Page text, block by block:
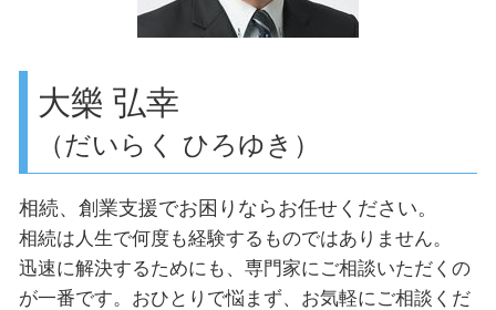
遺産相続 世田谷区
目黒区 事業計画の作成
大樂 弘幸
（だいらく ひろゆき）
相続、創業支援でお困りならお任せください。
相続は人生で何度も経験するものではありません。
迅速に解決するためにも、専門家にご相談いただくの
が一番です。おひとりで悩まず、お気軽にご相談くだ